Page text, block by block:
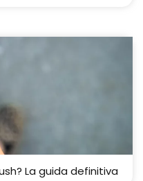
La guida definitiva